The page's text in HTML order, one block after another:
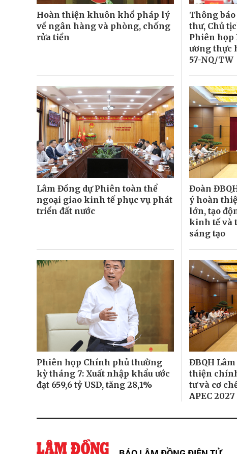
Hoàn thiện khuôn khổ pháp lý
về ngân hàng và phòng, chống
rửa tiền
Thông
thư, Chủ
Phiên họp
ương thực
57-NQ/TW
Lâm Đồng dự Phiên toàn thể
ngoại giao kinh tế phục vụ phát
triển đất nước
Đoàn
ý hoàn
lớn, tạo
kinh tế và
sáng tạo
Phiên họp Chính phủ thường
kỳ tháng 7: Xuất nhập khẩu ước
đạt 659,6 tỷ USD, tăng 28,1%
ĐBQH
thiện
tư và cơ
APEC 2027